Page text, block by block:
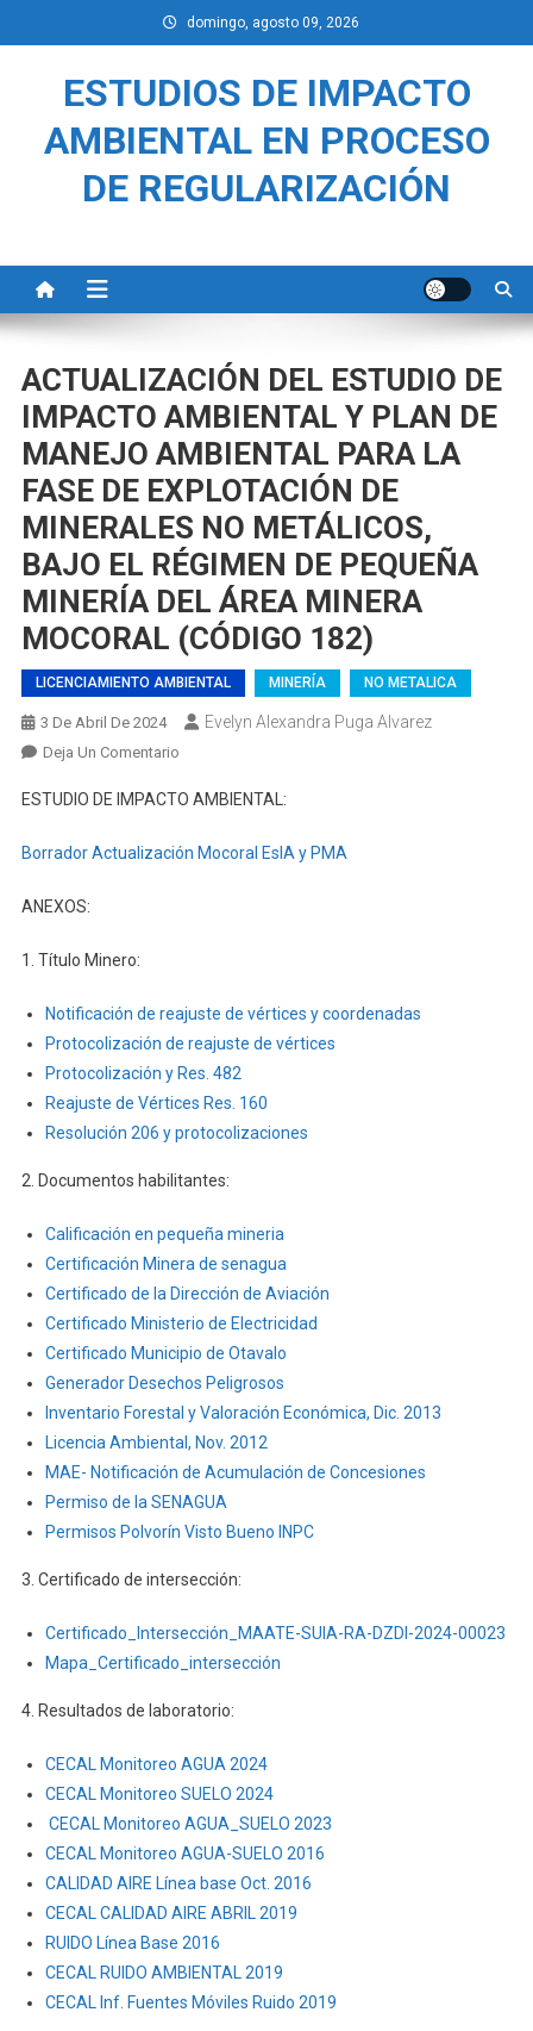
al
domingo, agosto 09, 2026
ESTUDIOS DE IMPACTO
AMBIENTAL EN PROCESO
DE REGULARIZACIÓN
ACTUALIZACIÓN DEL ESTUDIO DE
IMPACTO AMBIENTAL Y PLAN DE
MANEJO AMBIENTAL PARA LA
FASE DE EXPLOTACIÓN DE
MINERALES NO METÁLICOS,
BAJO EL RÉGIMEN DE PEQUEÑA
MINERÍA DEL ÁREA MINERA
MOCORAL (CÓDIGO 182)
LICENCIAMIENTO AMBIENTAL MINERÍA NO METALICA
3 De Abril De 2024 Evelyn Alexandra Puga Alvarez
Deja Un ComentarioEn
DEL
DE
MANEJO
AMBIENTAL
PARA
LA
FASE
EXPLOTACIÓN
MINERALES
NO
METÁLICOS,
BAJO
EL
RÉGIMEN
DE
PEQUEÑA
MINERÍA
DEL
MOCORAL
182)
ESTUDIO DE IMPACTO AMBIENTAL:
Borrador Actualización Mocoral EsIA y PMA
ANEXOS:
1. Título Minero:
Notificación de reajuste de vértices y coordenadas
Protocolización de reajuste de vértices
Protocolización y Res. 482
Reajuste de Vértices Res. 160
Resolución 206 y protocolizaciones
2. Documentos habilitantes:
Calificación en pequeña mineria
Certificación Minera de senagua
Certificado de la Dirección de Aviación
Certificado Ministerio de Electricidad
Certificado Municipio de Otavalo
Generador Desechos Peligrosos
Inventario Forestal y Valoración Económica, Dic. 2013
Licencia Ambiental, Nov. 2012
MAE- Notificación de Acumulación de Concesiones
Permiso de la SENAGUA
Permisos Polvorín Visto Bueno INPC
3. Certificado de intersección:
Certificado_Intersección_MAATE-SUIA-RA-DZDI-2024-00023
Mapa_Certificado_intersección
4. Resultados de laboratorio:
CECAL Monitoreo AGUA 2024
CECAL Monitoreo SUELO 2024
CECAL Monitoreo AGUA_SUELO 2023
CECAL Monitoreo AGUA-SUELO 2016
CALIDAD AIRE Línea base Oct. 2016
CECAL CALIDAD AIRE ABRIL 2019
RUIDO Línea Base 2016
CECAL RUIDO AMBIENTAL 2019
CECAL Inf. Fuentes Móviles Ruido 2019